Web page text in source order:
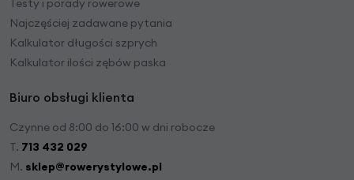
Testy i porady rowerowe
Najczęściej zadawane pytania
Kalkulator długości szprych
Kalkulator ilości zębów paska
Biuro obsługi klienta
Czynne od 8:00 do 16:00 w dni robocze
T. 713 432 029
M. sklep@rowerystylowe.pl